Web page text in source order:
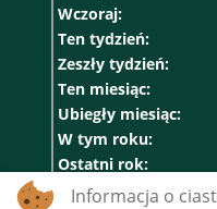
Wczoraj:
Ten tydzień:
Zeszły tydzień:
Ten miesiąc:
Ubiegły miesiąc:
W tym roku:
Ostatni rok:
Razem:
Informacja o